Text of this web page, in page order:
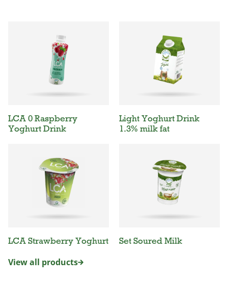
LCA 0 Raspberry
Yoghurt Drink
Light Yoghurt Drink
1.3% milk fat
LCA Strawberry Yoghurt
Set Soured Milk
View all products